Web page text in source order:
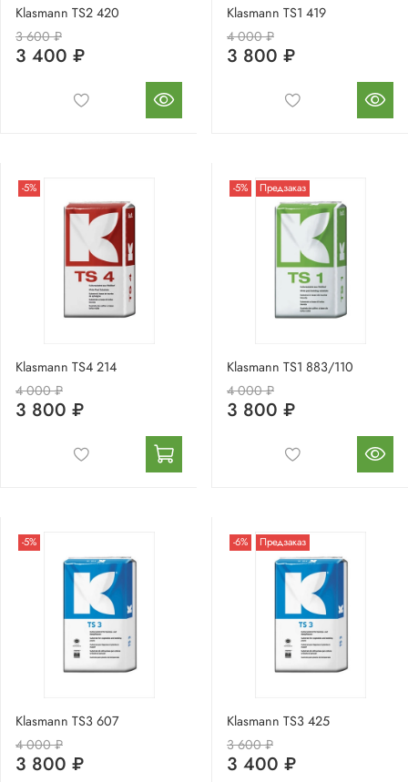
Klasmann TS2 420
3 600 ₽
3 400 ₽
Klasmann TS1 419
4 000 ₽
3 800 ₽
-5%
Klasmann TS4 214
4 000 ₽
3 800 ₽
-5% Предзаказ
Klasmann TS1 883/110
4 000 ₽
3 800 ₽
-5%
Klasmann TS3 607
4 000 ₽
3 800 ₽
-6% Предзаказ
Klasmann TS3 425
3 600 ₽
3 400 ₽